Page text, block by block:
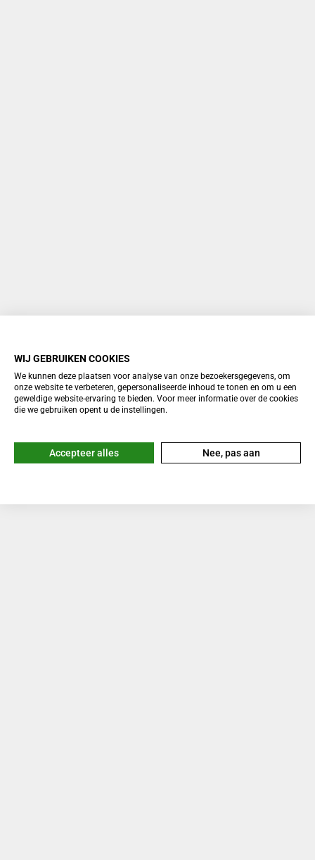
WIJ GEBRUIKEN COOKIES
We kunnen deze plaatsen voor analyse van onze bezoekersgegevens, om
onze website te verbeteren, gepersonaliseerde inhoud te tonen en om u een
geweldige website-ervaring te bieden. Voor meer informatie over de cookies
die we gebruiken opent u de instellingen.
Accepteer alles Nee, pas aan